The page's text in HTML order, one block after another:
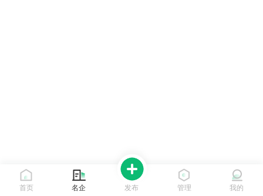
首页 名企 发布 管理 我的